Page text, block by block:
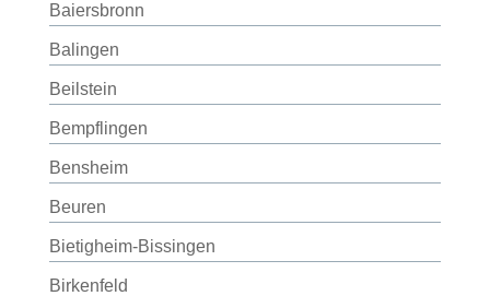
Baiersbronn
Balingen
Beilstein
Bempflingen
Bensheim
Beuren
Bietigheim-Bissingen
Birkenfeld